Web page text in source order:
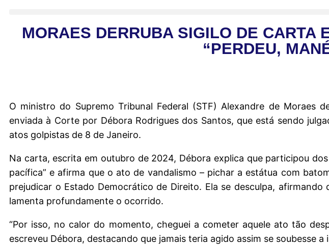
MORAES DERRUBA SIGILO DE CARTA
“PERDEU,
O ministro do Supremo Tribunal Federal (STF) Alexandre de
enviada à Corte por Débora Rodrigues dos Santos, que está sendo
atos golpistas de 8 de Janeiro.
Na carta, escrita em outubro de 2024, Débora explica que participou
pacífica” e afirma que o ato de vandalismo – pichar a estátua com
prejudicar o Estado Democrático de Direito. Ela se desculpa,
lamenta profundamente o ocorrido.
“Por isso, no calor do momento, cheguei a cometer aquele ato tão
escreveu Débora, destacando que jamais teria agido assim se soubesse